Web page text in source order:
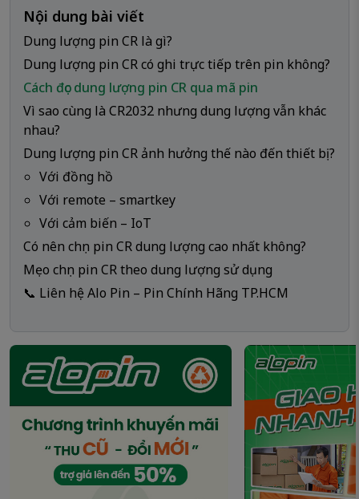
Nội dung bài viết
Dung lượng pin CR là gì?
Dung lượng pin CR có ghi trực tiếp trên pin không?
Cách đọc dung lượng pin CR qua mã pin
Vì sao cùng là CR2032 nhưng dung lượng vẫn khác
nhau?
Dung lượng pin CR ảnh hưởng thế nào đến thiết bị?
Với đồng hồ
Với remote – smartkey
Với cảm biến – IoT
Có nên chọn pin CR dung lượng cao nhất không?
Mẹo chọn pin CR theo dung lượng sử dụng
📞 Liên hệ Alo Pin – Pin Chính Hãng TP.HCM